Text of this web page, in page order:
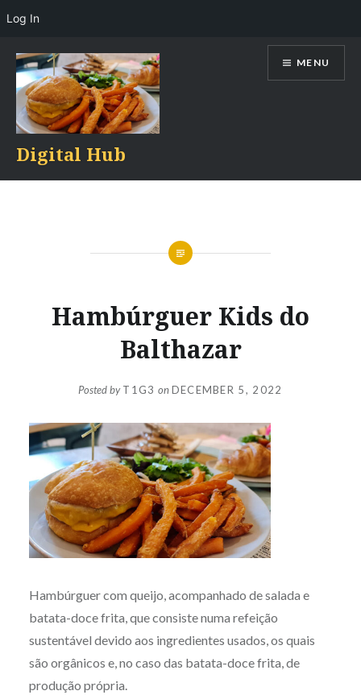
content
Digital Hub
MENU
Hambúrguer Kids do
Balthazar
Posted byT1G3 onDECEMBER 5, 2022
Hambúrguer com queijo, acompanhado de salada e
batata-doce frita, que consiste numa refeição
sustentável devido aos ingredientes usados, os quais
são orgânicos e, no caso das batata-doce frita, de
produção própria.
Log In